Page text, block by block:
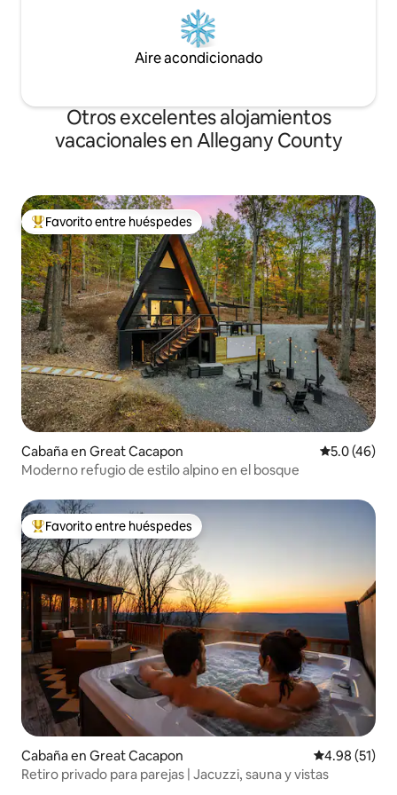
Aire acondicionado
Otros excelentes alojamientos
vacacionales en Allegany County
De los mejores en Favorito entre huéspedes
Favorito entre huéspedes
Cabaña en Great Cacapon Calificación
5.0 (46)
Moderno refugio de estilo alpino en el bosque
De los mejores en Favorito entre huéspedes
Favorito entre huéspedes
Cabaña en Great Cacapon Calificación
4.98 (51)
Retiro privado para parejas | Jacuzzi, sauna y vistas